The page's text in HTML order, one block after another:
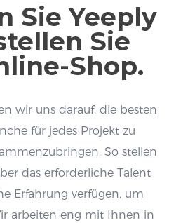
Sie Yeeply
Sie
Shop.
wir uns darauf, die besten
für jedes Projekt zu
So stellen
das erforderliche Talent
Erfahrung verfügen, um
arbeiten eng mit Ihnen in